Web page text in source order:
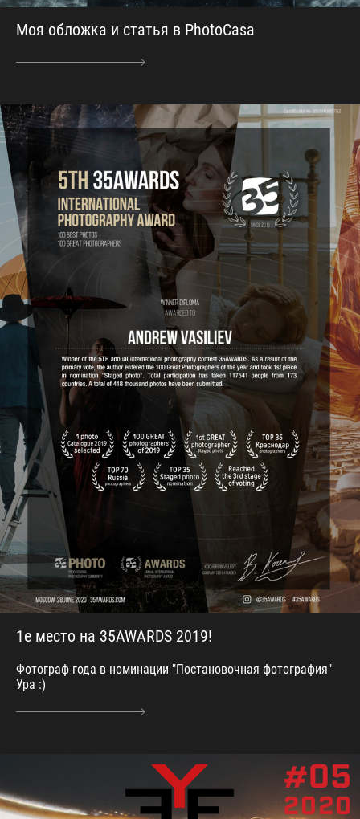
Моя обложка и статья в PhotoCasa
1е место на 35AWARDS 2019!
Фотограф года в номинации "Постановочная фотография"
Ура :)